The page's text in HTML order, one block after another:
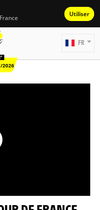
Utiliser
2026
FR